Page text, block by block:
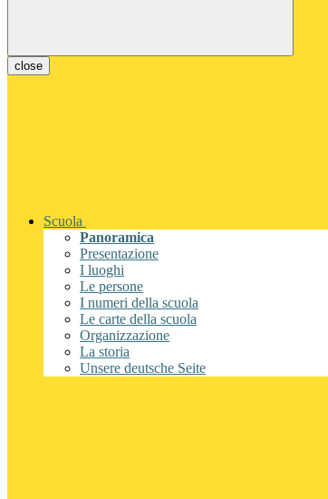
close
Scuola
Panoramica
Presentazione
I luoghi
Le persone
I numeri della scuola
Le carte della scuola
Organizzazione
La storia
Unsere deutsche Seite